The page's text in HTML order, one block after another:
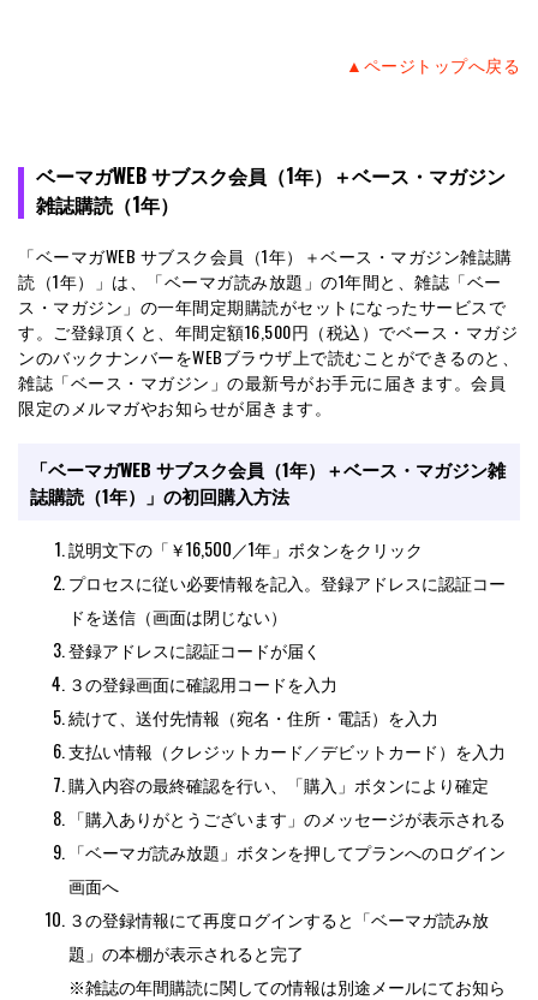
▲ページトップへ戻る
ベーマガWEB サブスク会員（1年）＋ベース・マガジン
雑誌購読（1年）
「ベーマガWEB サブスク会員（1年）＋ベース・マガジン雑誌購
読（1年）」は、「ベーマガ読み放題」の1年間と、雑誌「ベー
ス・マガジン」の一年間定期購読がセットになったサービスで
す。ご登録頂くと、年間定額16,500円（税込）でベース・マガジ
ンのバックナンバーをWEBブラウザ上で読むことができるのと、
雑誌「ベース・マガジン」の最新号がお手元に届きます。会員
限定のメルマガやお知らせが届きます。
「ベーマガWEB サブスク会員（1年）＋ベース・マガジン雑
誌購読（1年）」の初回購入方法
説明文下の「￥16,500／1年」ボタンをクリック
プロセスに従い必要情報を記入。登録アドレスに認証コー
ドを送信（画面は閉じない）
登録アドレスに認証コードが届く
３の登録画面に確認用コードを入力
続けて、送付先情報（宛名・住所・電話）を入力
支払い情報（クレジットカード／デビットカード）を入力
購入内容の最終確認を行い、「購入」ボタンにより確定
「購入ありがとうございます」のメッセージが表示される
「ベーマガ読み放題」ボタンを押してプランへのログイン
画面へ
３の登録情報にて再度ログインすると「ベーマガ読み放
題」の本棚が表示されると完了
※雑誌の年間購読に関しての情報は別途メールにてお知ら